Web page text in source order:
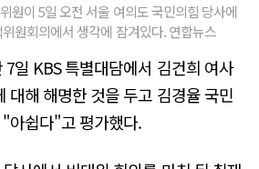
원이 5일 오전 서울 여의도 국민의힘 당사에
원회의에서 생각에 잠겨있다. 연합뉴스
일 KBS 특별대담에서 김건희 여사
대해 해명한 것을 두고 김경율 국민
아쉽다"고 평가했다.